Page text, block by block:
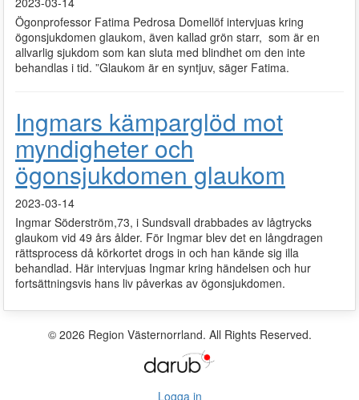
Ögonprofessor Fatima Pedrosa Domellöf intervjuas kring
ögonsjukdomen glaukom, även kallad grön starr, som är en
allvarlig sjukdom som kan sluta med blindhet om den inte
behandlas i tid. ”Glaukom är en syntjuv, säger Fatima.
Ingmars kämparglöd mot
myndigheter och
ögonsjukdomen glaukom
2023-03-14
Ingmar Söderström,73, i Sundsvall drabbades av lågtrycks
glaukom vid 49 års ålder. För Ingmar blev det en långdragen
rättsprocess då körkortet drogs in och han kände sig illa
behandlad. Här intervjuas Ingmar kring händelsen och hur
fortsättningsvis hans liv påverkas av ögonsjukdomen.
© 2026 Region Västernorrland. All Rights Reserved.
Logga in